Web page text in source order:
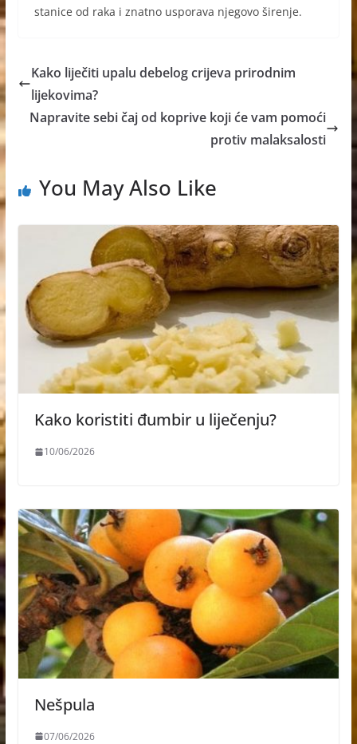
stanice od raka i znatno usporava njegovo širenje.
Kako liječiti upalu debelog crijeva prirodnim
lijekovima?
Napravite sebi čaj od koprive koji će vam pomoći
protiv malaksalosti
You May Also Like
Kako koristiti đumbir u liječenju?
10/06/2026
Nešpula
07/06/2026